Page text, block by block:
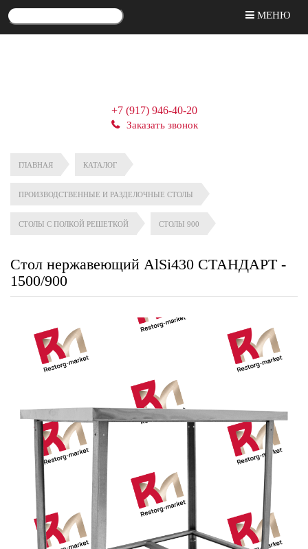
МЕНЮ
+7 (917) 946-40-20
Заказать звонок
ГЛАВНАЯ КАТАЛОГ
ПРОИЗВОДСТВЕННЫЕ И РАЗДЕЛОЧНЫЕ СТОЛЫ
СТОЛЫ С ПОЛКОЙ РЕШЕТКОЙ СТОЛЫ 900
Стол нержавеющий AlSi430 СТАНДАРТ -
1500/900